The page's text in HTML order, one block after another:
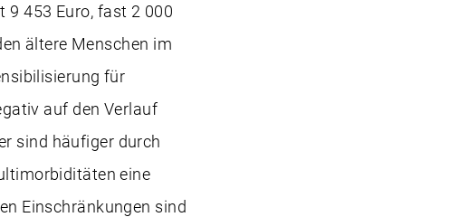
9 453 Euro, fast 2 000
ältere Menschen im
für
auf den Verlauf
sind häufiger durch
eine
Einschränkungen sind